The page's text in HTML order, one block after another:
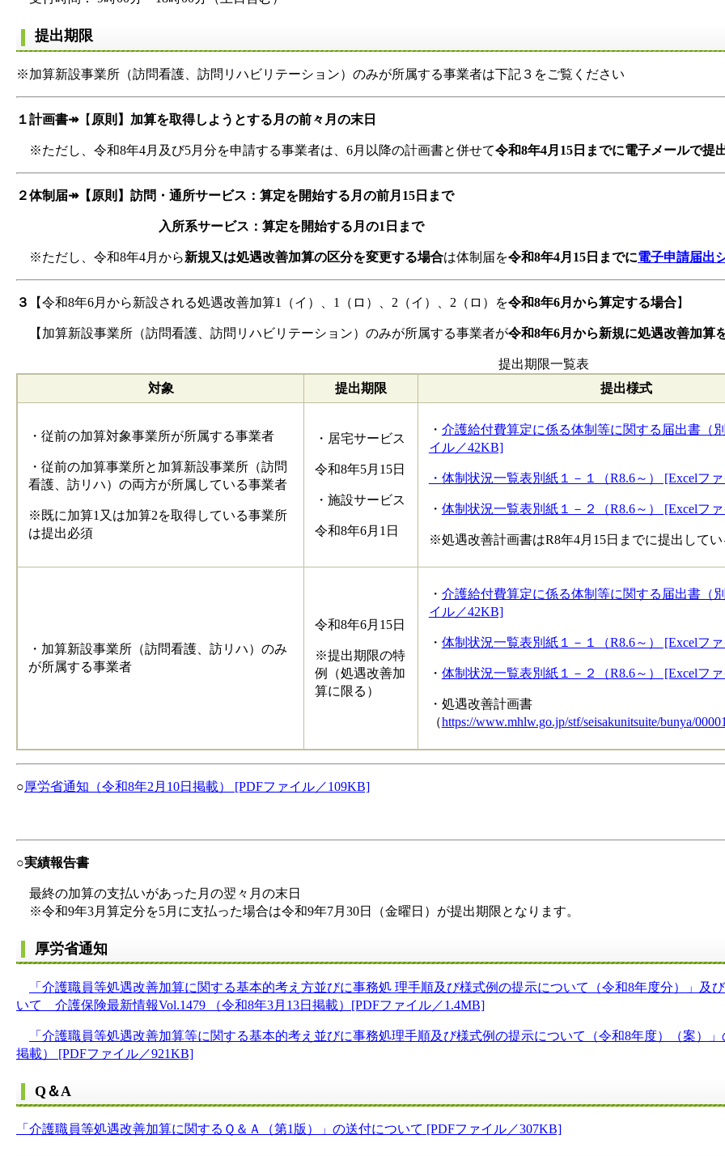
提出期限
※加算新設事業所（訪問看護、訪問リハビリテーション）のみが所属する事業者は下記３をご覧ください
１計画書↠【 原則】加算を取得しようとする月の前々月の末日
※ただし、令和8年4月及び5月分を申請する事業者は、6月以降の計画書と併せて令和8年4月15日までに電子メールで提
２体制届↠【原則】訪問・通所サービス：算定を開始する月の前月15日まで
入所系サービス：算定を開始する月の1日まで
※ただし、令和8年4月から新規又は処遇改善加算の区分を変更する場合は体制届を令和8年4月15日までに電子申請届出
３ 【令和8年6月から新設される処遇改善加算1（イ）、1（ロ）、2（イ）、2（ロ）を令和8年6月から算定する場合】
【加算新設事業所（訪問看護、訪問リハビリテーション）のみが所属する事業者が令和8年6月から新規に処遇改善加算
提出期限一覧表
対象
提出期限 提出様式
・従前の加算対象事業所が所属する事業者
・従前の加算事業所と加算新設事業所（訪問
看護、訪リハ）の両方が所属している事業者
※既に加算1又は加算2を取得している事業所
は提出必須
・居宅サービス
令和8年5月15日
・施設サービス
令和8年6月1日
・ 介護給付費算定に係る体制等に関する届出書（
イル／42KB]
・体制状況一覧表別紙１－１（R8.6～） [Excelフ
・ 体制状況一覧表別紙１－２（R8.6～） [Excelフ
※処遇改善計画書はR8年4月15日までに提出して
・加算新設事業所（訪問看護、訪リハ）のみ
が所属する事業者
令和8年6月15日
※提出期限の特
例（処遇改善加
算に限る）
・ 介護給付費算定に係る体制等に関する届出書（
イル／42KB]
・ 体制状況一覧表別紙１－１（R8.6～） [Excelフ
・ 体制状況一覧表別紙１－２（R8.6～） [Excelフ
・処遇改善計画書
（https://www.mhlw.go.jp/stf/seisakunitsuite/bunya/
○厚労省通知（令和8年2月10日掲載） [PDFファイル／109KB]
○実績報告書
最終の加算の支払いがあった月の翌々月の末日
※令和9年3月算定分を5月に支払った場合は令和9年7月30日（金曜日）が提出期限となります。
厚労省通知
「介護職員等処遇改善加算に関する基本的考え方並びに事務処 理手順及び様式例の提示について（令和8年度分）」及
いて 介護保険最新情報Vol.1479 （令和8年3月13日掲載）[PDFファイル／1.4MB]
「介護職員等処遇改善加算等に関する基本的考え並びに事務処理手順及び様式例の提示について（令和8年度）（案）
掲載） [PDFファイル／921KB]
Q＆A
「介護職員等処遇改善加算に関するＱ＆Ａ（第1版）」の送付について [PDFファイル／307KB]